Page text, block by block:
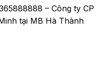
– Công ty CP
tại MB Hà Thành